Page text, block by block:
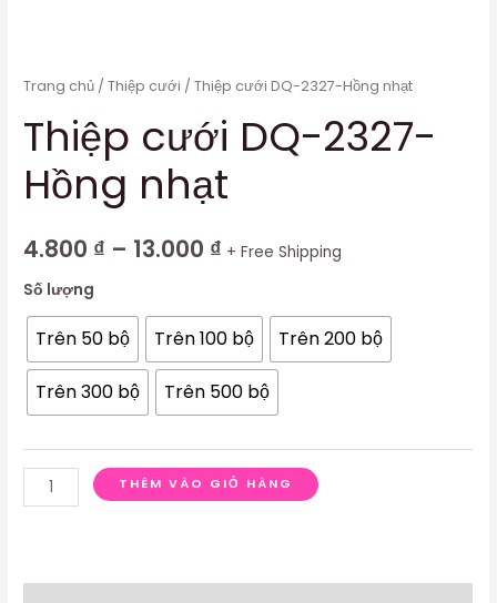
Trang chủ /Thiệp cưới / Thiệp cưới DQ-2327-Hồng nhạt
Thiệp cưới DQ-2327-
Hồng nhạt
4.800 ₫ – 13.000 ₫ + Free Shipping
Số lượng
Trên 50 bộ Trên 100 bộ Trên 200 bộ
Trên 300 bộ Trên 500 bộ
THÊM VÀO GIỎ HÀNG